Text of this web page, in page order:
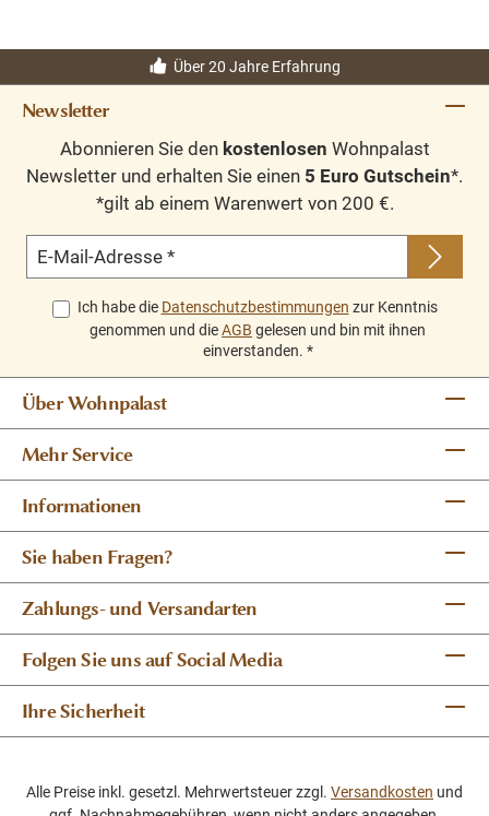
Über 20 Jahre Erfahrung
Newsletter
Abonnieren Sie den kostenlosen Wohnpalast
Newsletter und erhalten Sie einen 5 Euro Gutschein*.
*gilt ab einem Warenwert von 200 €.
E-Mail-Adresse *
Ich habe die Datenschutzbestimmungen zur Kenntnis
genommen und dieAGB gelesen und bin mit ihnen
einverstanden. *
Über Wohnpalast
Mehr Service
Informationen
Sie haben Fragen?
Zahlungs- und Versandarten
Folgen Sie uns auf Social Media
Ihre Sicherheit
Alle Preise inkl. gesetzl. Mehrwertsteuer zzgl. Versandkosten und